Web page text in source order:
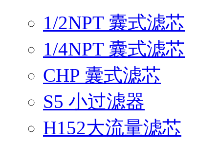
1/2NPT 囊式滤芯
1/4NPT 囊式滤芯
CHP 囊式滤芯
S5 小过滤器
H152大流量滤芯